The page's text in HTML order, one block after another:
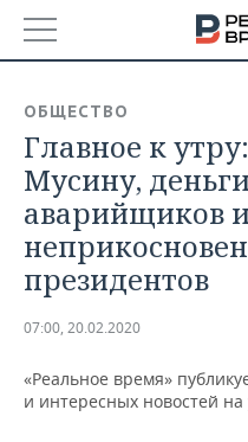
БАШКОРТОСТАН
ТАТАРСТАН
УДМУРТИЯ
НОВОСТИ
АНАЛИТИКА
НОВОСТИ АНАЛИТИКИ
ДЕКЛАРАЦИИ О
ВУЗЫ ТАТАРСТАНА
ЭКОНОМИКА
НОВОСТИ ЭКОНОМИКИ
БАНКИ
ПРОМЫШЛЕННОСТЬ
ПРОМЫШЛЕННОСТИ
НОВОСТИ
АВТО
ОБЩЕСТВО
Главное к
Мусину,
аварийщиков и
президентов
07:00, 20.02.2020
«Реальное время»
и интересных новостей